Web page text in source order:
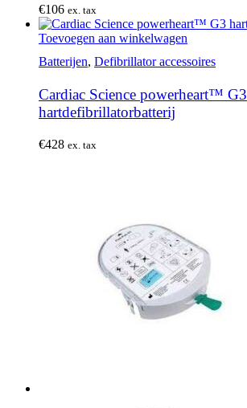
€106 ex. tax
Toevoegen aan winkelwagen
Batterijen, Defibrillator accessoires
Cardiac Science powerheart™ G3
hartdefibrillatorbatterij
€428 ex. tax